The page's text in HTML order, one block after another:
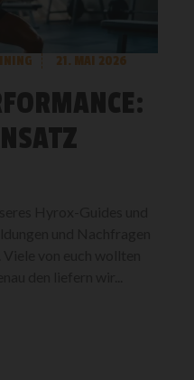
21. MAI 2026